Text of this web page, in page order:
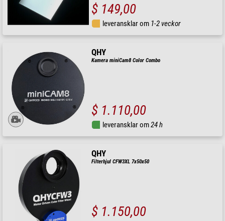
$ 149,00
leveransklar om 1-2 veckor
QHY
Kamera miniCam8 Color Combo
$ 1.110,00
leveransklar om24 h
QHY
Filterhjul CFW3XL 7x50x50
$ 1.150,00